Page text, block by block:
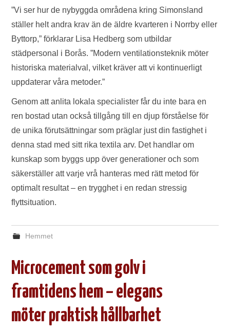
”Vi ser hur de nybyggda områdena kring Simonsland
ställer helt andra krav än de äldre kvarteren i Norrby eller
Byttorp,” förklarar Lisa Hedberg som utbildar
städpersonal i Borås. ”Modern ventilationsteknik möter
historiska materialval, vilket kräver att vi kontinuerligt
uppdaterar våra metoder.”
Genom att anlita lokala specialister får du inte bara en
ren bostad utan också tillgång till en djup förståelse för
de unika förutsättningar som präglar just din fastighet i
denna stad med sitt rika textila arv. Det handlar om
kunskap som byggs upp över generationer och som
säkerställer att varje vrå hanteras med rätt metod för
optimalt resultat – en trygghet i en redan stressig
flyttsituation.
Hemmet
Microcement som golv i
framtidens hem – elegans
möter praktisk hållbarhet